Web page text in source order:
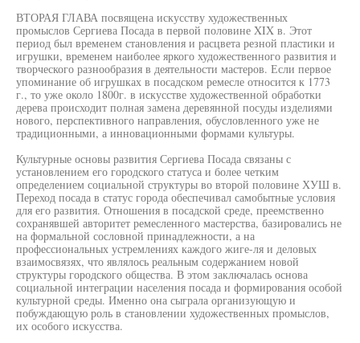
ВТОРАЯ ГЛАВА посвящена искусству художественных
промыслов Сергиева Посада в первой половине XIX в. Этот
период был временем становления и расцвета резной пластики и
игрушки, временем наиболее яркого художественного развития и
творческого разнообразия в деятельности мастеров. Если первое
упоминание об игрушках в посадском ремесле относится к 1773
г., то уже около 1800г. в искусстве художественной обработки
дерева происходит полная замена деревянной посуды изделиями
нового, перспективного направления, обусловленного уже не
традиционными, а инновационными формами культуры.
Культурные основы развития Сергиева Посада связаны с
установлением его городского статуса и более четким
определением социальной структуры во второй половине ХУШ в.
Переход посада в статус города обеспечивал самобытные условия
для его развития. Отношения в посадской среде, преемственно
сохранявшей авторитет ремесленного мастерства, базировались не
на формальной сословной принадлежности, а на
профессиональных устремлениях каждого жиге-ля и деловых
взаимосвязях, что являлось реальным содержанием новой
структуры городского общества. В этом заключалась основа
социальной интеграции населения посада и формирования особой
культурной среды. Именно она сыграла организующую и
побуждающую роль в становлении художественных промыслов,
их особого искусства.